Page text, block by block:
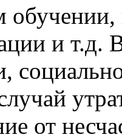
обучении,
и т.д.
от